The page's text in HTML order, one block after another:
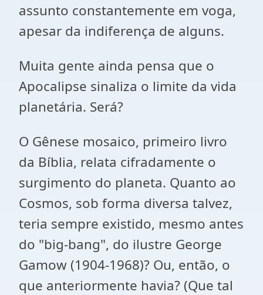
assunto constantemente em voga,
apesar da indiferença de alguns.
Muita gente ainda pensa que o
Apocalipse sinaliza o limite da vida
planetária. Será?
O Gênese mosaico, primeiro livro
da Bíblia, relata cifradamente o
surgimento do planeta. Quanto ao
Cosmos, sob forma diversa talvez,
teria sempre existido, mesmo antes
do "big-bang", do ilustre George
Gamow (1904-1968)? Ou, então, o
que anteriormente havia? (Que tal